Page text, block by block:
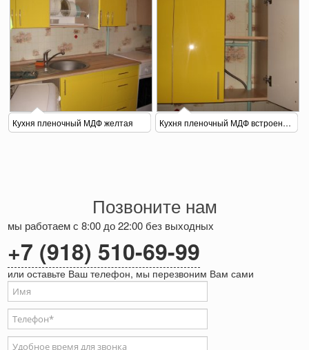
Кухня пленочный МДФ желтая Кухня пленочный МДФ встроенная
Позвоните нам
мы работаем с 8:00 до 22:00 без выходных
+7 (918) 510-69-99
или оставьте Ваш телефон, мы перезвоним Вам сами
Ваше имя
Телефон*
Удобное время для звонка